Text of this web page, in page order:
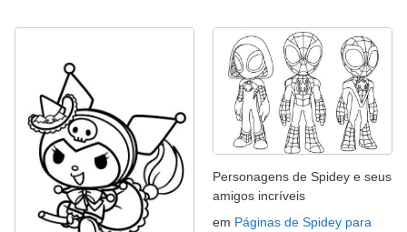
Personagens de Spidey e seus
amigos incríveis
em Páginas de Spidey para